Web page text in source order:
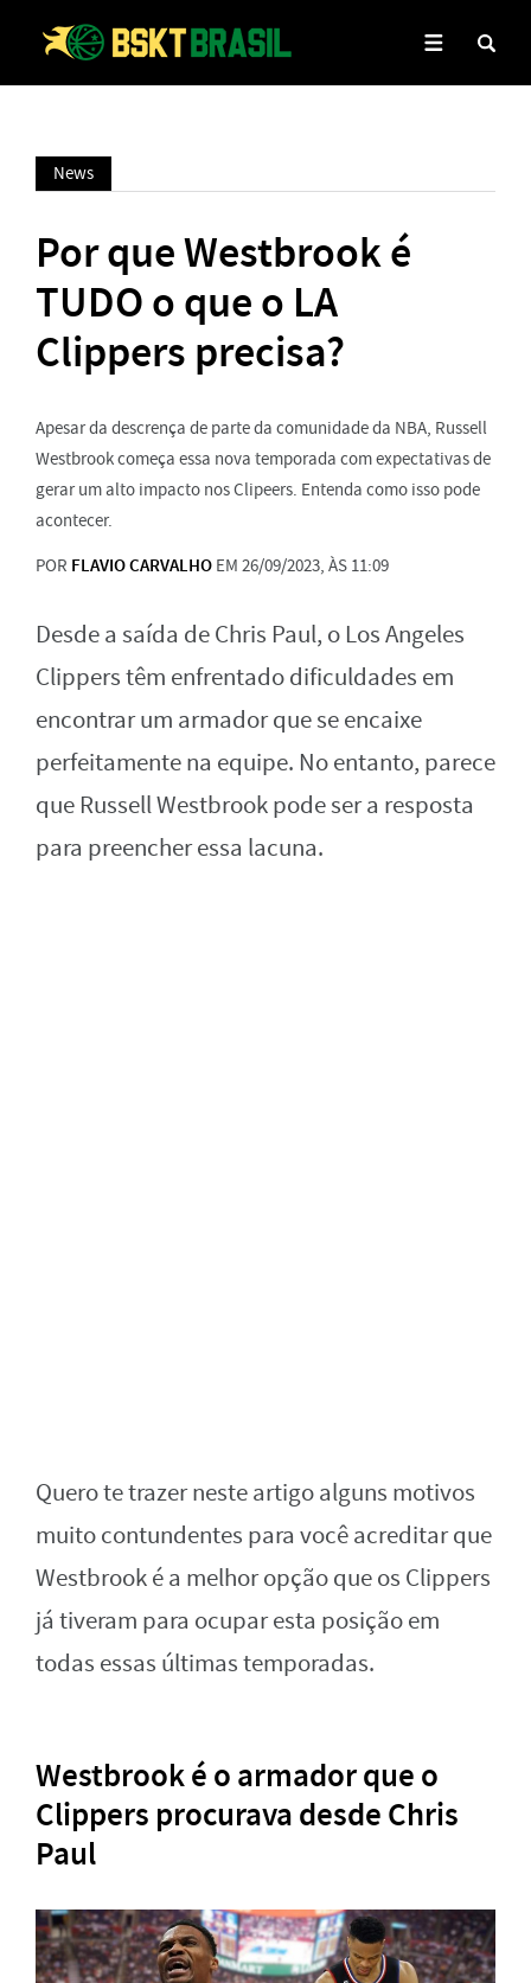
News
Por que Westbrook é
TUDO o que o LA
Clippers precisa?
Apesar da descrença de parte da comunidade da NBA, Russell
Westbrook começa essa nova temporada com expectativas de
gerar um alto impacto nos Clipeers. Entenda como isso pode
acontecer.
POR FLAVIO CARVALHO EM 26/09/2023, ÀS 11:09
Desde a saída de Chris Paul, o Los Angeles
Clippers têm enfrentado dificuldades em
encontrar um armador que se encaixe
perfeitamente na equipe. No entanto, parece
que Russell Westbrook pode ser a resposta
para preencher essa lacuna.
Quero te trazer neste artigo alguns motivos
muito contundentes para você acreditar que
Westbrook é a melhor opção que os Clippers
já tiveram para ocupar esta posição em
todas essas últimas temporadas.
Westbrook é o armador que o
Clippers procurava desde Chris
Paul